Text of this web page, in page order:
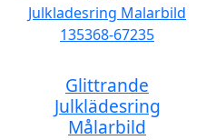
Glittrande
Julklädesring
Målarbild